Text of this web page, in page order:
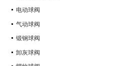
电动球阀
气动球阀
锻钢球阀
卸灰球阀